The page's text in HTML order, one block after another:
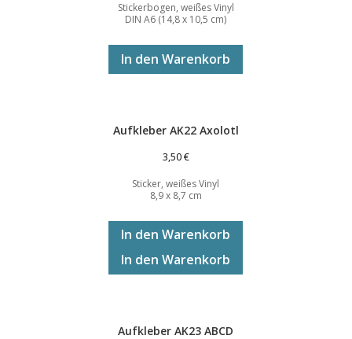
Stickerbogen, weißes Vinyl
DIN A6 (14,8 x 10,5 cm)
In den Warenkorb
Aufkleber AK22 Axolotl
3,50€
Sticker, weißes Vinyl
8,9 x 8,7 cm
In den Warenkorb
In den Warenkorb
Aufkleber AK23 ABCD